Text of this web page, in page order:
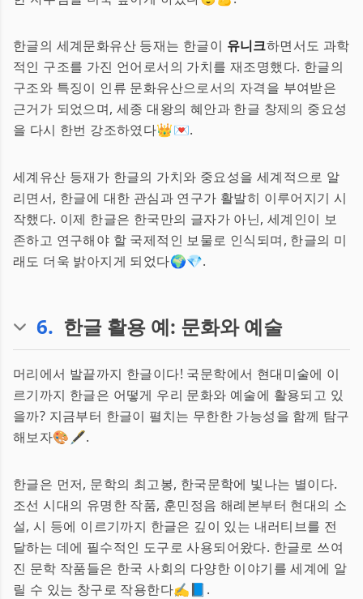
한글의 세계문화유산 등재는 한글이 유니크하면서도 과학
적인 구조를 가진 언어로서의 가치를 재조명했다. 한글의
구조와 특징이 인류 문화유산으로서의 자격을 부여받은
근거가 되었으며, 세종 대왕의 혜안과 한글 창제의 중요성
을 다시 한번 강조하였다👑💌.
세계유산 등재가 한글의 가치와 중요성을 세계적으로 알
리면서, 한글에 대한 관심과 연구가 활발히 이루어지기 시
작했다. 이제 한글은 한국만의 글자가 아닌, 세계인이 보
존하고 연구해야 할 국제적인 보물로 인식되며, 한글의 미
래도 더욱 밝아지게 되었다🌍💎.
6. 한글 활용 예: 문화와 예술
머리에서 발끝까지 한글이다! 국문학에서 현대미술에 이
르기까지 한글은 어떻게 우리 문화와 예술에 활용되고 있
을까? 지금부터 한글이 펼치는 무한한 가능성을 함께 탐구
해보자🎨🖋.
한글은 먼저, 문학의 최고봉, 한국문학에 빛나는 별이다.
조선 시대의 유명한 작품, 훈민정음 해례본부터 현대의 소
설, 시 등에 이르기까지 한글은 깊이 있는 내러티브를 전
달하는 데에 필수적인 도구로 사용되어왔다. 한글로 쓰여
진 문학 작품들은 한국 사회의 다양한 이야기를 세계에 알
릴 수 있는 창구로 작용한다✍📘.